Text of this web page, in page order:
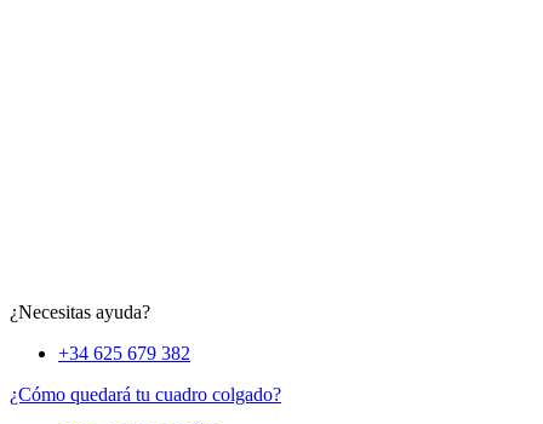
¿Necesitas ayuda?
+34 625 679 382
¿Cómo quedará tu cuadro colgado?